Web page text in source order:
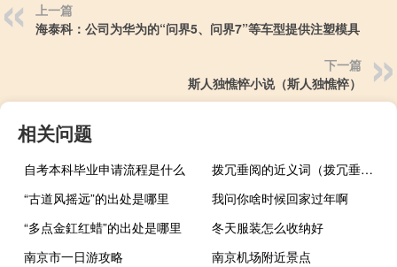
上一篇
海泰科：公司为华为的“问界5、问界7”等车型提供注塑模具
下一篇
斯人独憔悴小说（斯人独憔悴）
相关问题
自考本科毕业申请流程是什么
拨冗垂阅的近义词（拨冗垂阅）
“古道风摇远”的出处是哪里
我问你啥时候回家过年啊
“多点金釭红蜡”的出处是哪里
冬天服装怎么收纳好
南京市一日游攻略
南京机场附近景点